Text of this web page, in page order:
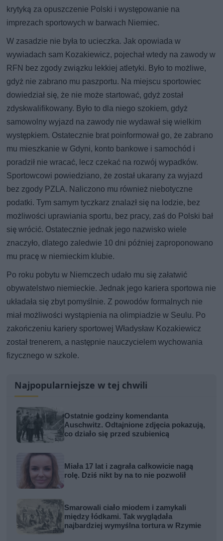
krytyką za opuszczenie Polski i występowanie na
imprezach sportowych w barwach Niemiec.
W zasadzie nie była to ucieczka. Jak opowiada w
wywiadach sam Kozakiewicz, pojechał wtedy na zawody w
RFN bez zgody związku lekkiej atletyki. Było to możliwe,
gdyż nie zabrano mu paszportu. Na miejscu sportowiec
dowiedział się, że nie może startować, gdyż został
zdyskwalifikowany. Było to dla niego szokiem, gdyż
samowolny wyjazd na zawody nie wydawał się wielkim
występkiem. Ostatecznie brat poinformował go, że zabrano
mu mieszkanie w Gdyni, konto bankowe i samochód i
poradził nie wracać, lecz czekać na rozwój wypadków.
Sportowcowi powiedziano, że został ukarany za wyjazd
bez zgody PZLA. Naliczono mu również niebotyczne
podatki. Tym samym tyczkarz znalazł się na lodzie, bez
możliwości uprawiania sportu, bez pracy, zaś do Polski bał
się wrócić. Ostatecznie jednak jego nazwisko wiele
znaczyło, dlatego zaledwie 10 dni później zaproponowano
mu pracę w niemieckim klubie.
Po roku pobytu w Niemczech udało mu się załatwić
obywatelstwo niemieckie. Jednak jego kariera sportowa nie
układała się zbyt pomyślnie. Z powodów formalnych nie
miał możliwości wystąpienia na olimpiadzie w Seulu. Po
zakończeniu kariery sportowej Władysław Kozakiewicz
został trenerem, a następnie nauczycielem wychowania
fizycznego w szkole.
Najpopularniejsze w tej chwili
Ostatnie godziny komendanta
Auschwitz. Odtajnione zdjęcia pokazują,
co działo się przed szubienicą
Miała 17 lat i zagrała całkowicie nagą
rolę. Dziś nikt by na to nie pozwolił
Smarowali ciało miodem i zamykali
między łódkami. Tak wyglądała
najbardziej wymyślna tortura w Rzymie